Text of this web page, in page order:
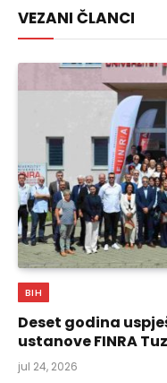
VEZANI ČLANCI
BIH
Deset godina
ustanove FINRA
jul 24, 2026